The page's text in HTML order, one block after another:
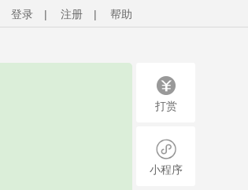
登录 | 注册 | 帮助
打赏
小程序